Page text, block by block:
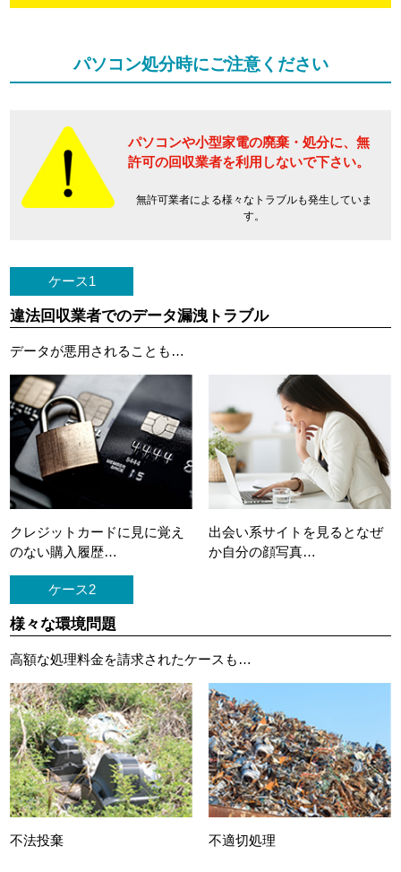
パソコン処分時にご注意ください
パソコンや小型家電の廃棄・処分に、 無
許可の回収業者を利用しないで下さい。
無許可業者による様々なトラブルも発生していま
す。
ケース1
違法回収業者でのデータ漏洩トラブル
データが悪用されることも…
クレジットカードに 見に覚え
のない購入履歴…
出会い系サイトを見ると なぜ
か自分の顔写真…
ケース2
様々な環境問題
高額な処理料金を請求されたケースも…
不法投棄 不適切処理